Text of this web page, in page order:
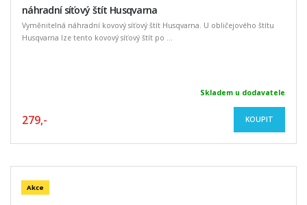
náhradní síťový štít Husqvarna
Vyměnitelná náhradní kovový síťový štít Husqvarna. U obličejového štítu
Husqvarna lze tento kovový síťový štít po ...
Skladem u dodavatele
279,- KOUPIT
Akce